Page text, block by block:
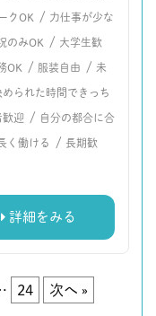
クOK / 力仕事が少な
のみOK / 大学生歓
OK / 服装自由 / 未
められた時間できっち
歓迎 / 自分の都合に合
く働ける / 長期歓
詳細をみる
24 次へ »